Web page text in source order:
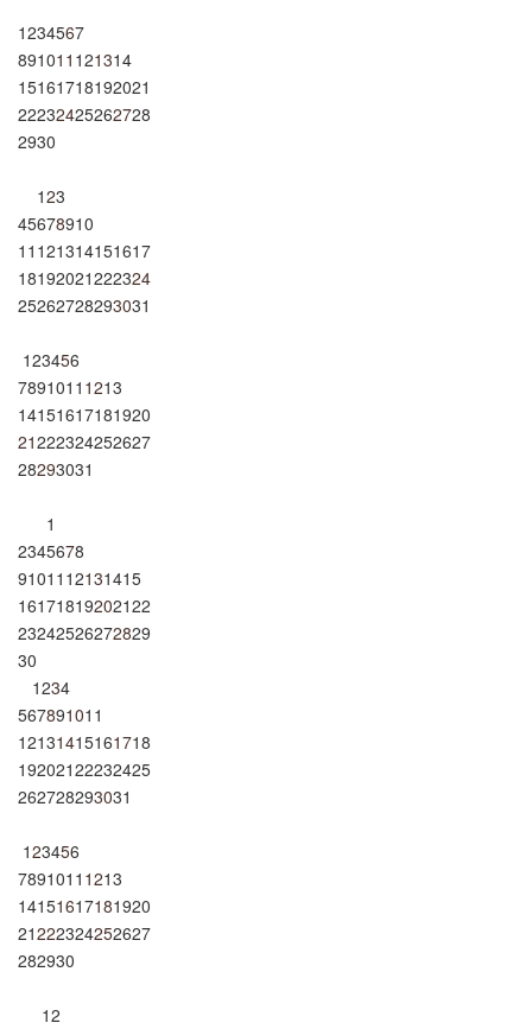
1234567
891011 121314
15161718192021
22232425262728
2930
123
45678910
11 121314151617
18192021222324
25262728293031
123456
7891011 1213
14151617181920
21222324252627
28293031
1
2345678
91011 12131415
16171819202122
23242526272829
30
1234
567891011
12131415161718
19202122232425
262728293031
123456
7891011 1213
14151617181920
21222324252627
282930
12